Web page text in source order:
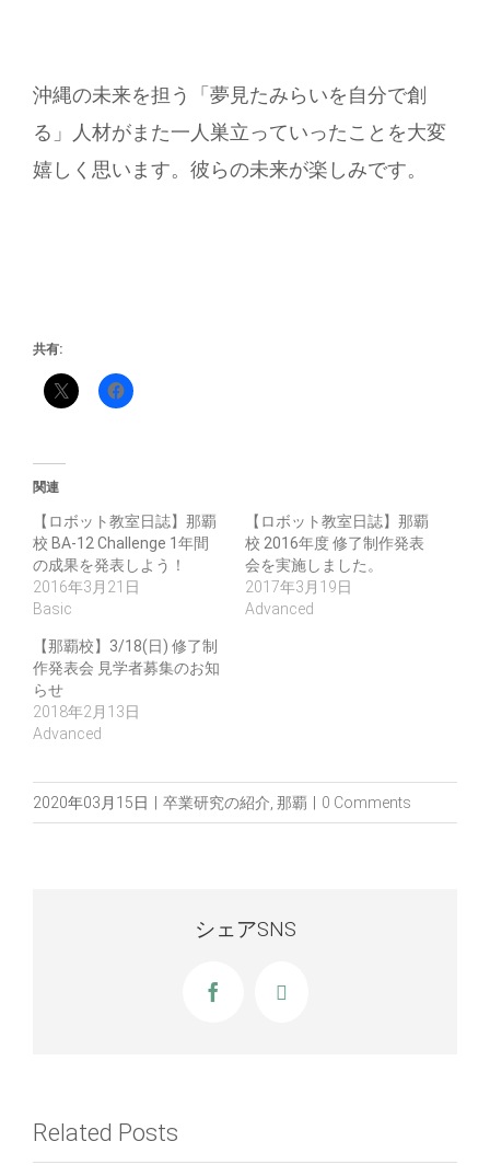
沖縄の未来を担う「夢見たみらいを自分で創
る」人材がまた一人巣立っていったことを大変
嬉しく思います。彼らの未来が楽しみです。
共有:
関連
【ロボット教室日誌】那覇
校 BA-12 Challenge 1年間
の成果を発表しよう！
2016年3月21日
Basic
【ロボット教室日誌】那覇
校 2016年度 修了制作発表
会を実施しました。
2017年3月19日
Advanced
【那覇校】3/18(日) 修了制
作発表会 見学者募集のお知
らせ
2018年2月13日
Advanced
2020年03月15日 | 卒業研究の紹介 那覇 | 0 Comments
シェアSNS
Facebook
X
Related Posts